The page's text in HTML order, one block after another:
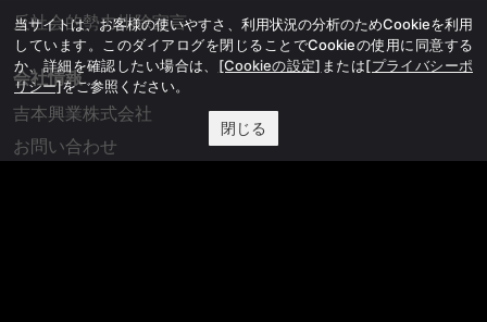
反社会的勢力排除宣言
会社情報
吉本興業株式会社
お問い合わせ
当サイトは、お客様の使いやすさ、利用状況の分析のためCookieを利用
しています。このダイアログを閉じることでCookieの使用に同意する
か、詳細を確認したい場合は、 [Cookieの設定] または[プライバシーポ
リシー]をご参照ください。
閉じる